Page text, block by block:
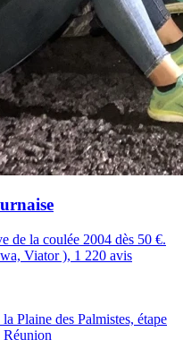
de la coulée 2004 dès 50 €.
Viator ), 1 220 avis